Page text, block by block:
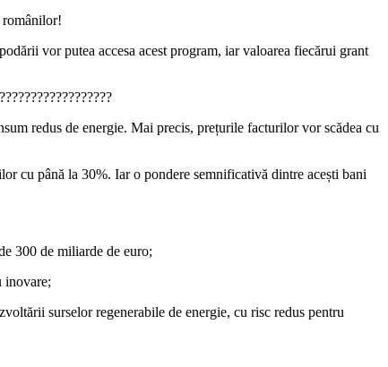
românilor!
vor putea accesa acest program, iar valoarea fiecărui grant
redus de energie. Mai precis, prețurile facturilor vor scădea cu
cu până la 30%. Iar o pondere semnificativă dintre acești bani
300 de miliarde de euro;
inovare;
surselor regenerabile de energie, cu risc redus pentru